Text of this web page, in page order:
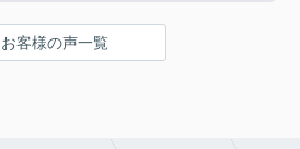
お客様の声一覧